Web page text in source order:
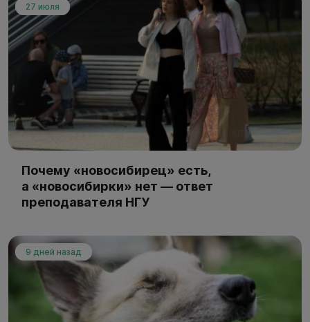
27 июля
Почему «новосибирец» есть,
а «новосибирки» нет — ответ
преподавателя НГУ
9 дней назад